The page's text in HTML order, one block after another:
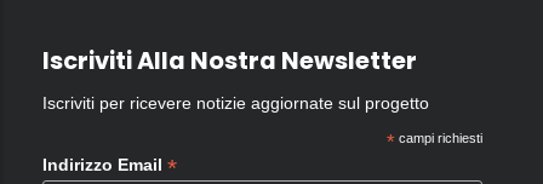
Iscriviti Alla Nostra Newsletter
Iscriviti per ricevere notizie aggiornate sul progetto
*campi richiesti
Indirizzo Email *